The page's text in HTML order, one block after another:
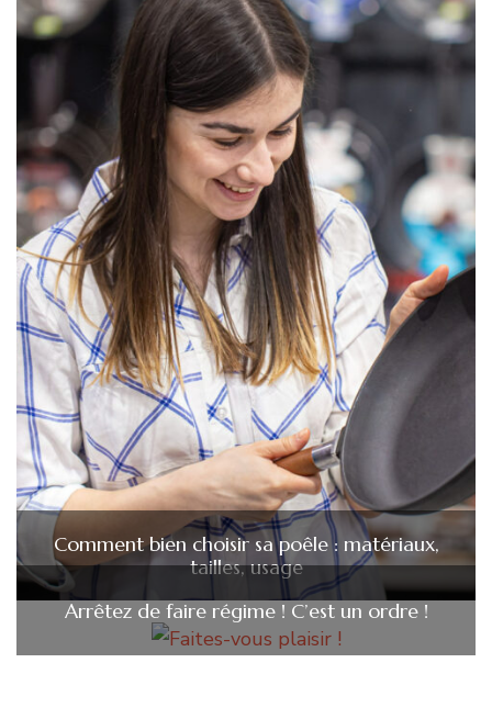
Comment bien choisir sa poêle : matériaux,
tailles, usage
Arrêtez de faire régime ! C’est un ordre !